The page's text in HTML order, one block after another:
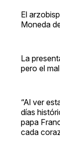
El
Moneda
La
pero el
“Al ver
días
papa
cada